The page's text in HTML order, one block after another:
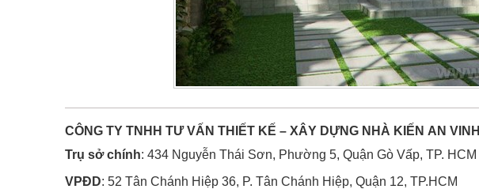
CÔNG TY TNHH TƯ VẤN THIẾT KẾ – XÂY DỰNG NHÀ KIẾN AN VINH
Trụ sở chính: 434 Nguyễn Thái Sơn, Phường 5, Quận Gò Vấp, TP. HCM
VPĐD: 52 Tân Chánh Hiệp 36, P. Tân Chánh Hiệp, Quận 12, TP.HCM